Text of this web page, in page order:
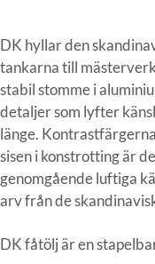
DK hyllar den
tankarna till
stabil stomme i
detaljer som lyfter
länge.
sisen i konstrotting är
genomgående luftiga
arv från de
DK fåtölj är en